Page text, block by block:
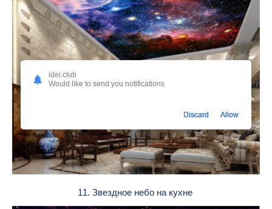
11. Звездное небо на кухне
idei.club
Would like to send you notifications
Discard Allow